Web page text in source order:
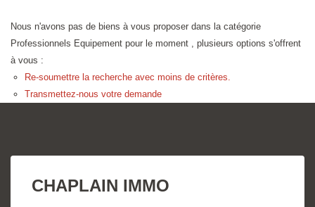
Nous n'avons pas de biens à vous proposer dans la catégorie
Professionnels Equipement pour le moment , plusieurs options s'offrent
à vous :
Re-soumettre la recherche avec moins de critères.
Transmettez-nous votre demande
CHAPLAIN IMMO